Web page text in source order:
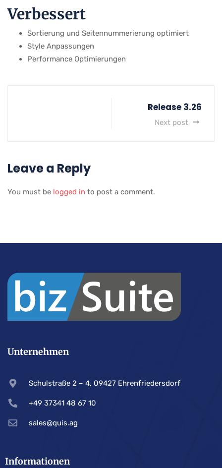
Verbessert
Sortierung und Seitennummerierung optimiert
Style Anpassungen
Performance Optimierungen
Release 3.26
Next post
Leave a Reply
You must be logged in to post a comment.
Unternehmen
Schulstraße 2 – 4, 09427 Ehrenfriedersdorf
+49 37341 48 67 10
sales@quis.ag
Informationen